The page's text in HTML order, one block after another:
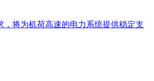
将为机荷高速的电力系统提供稳定支